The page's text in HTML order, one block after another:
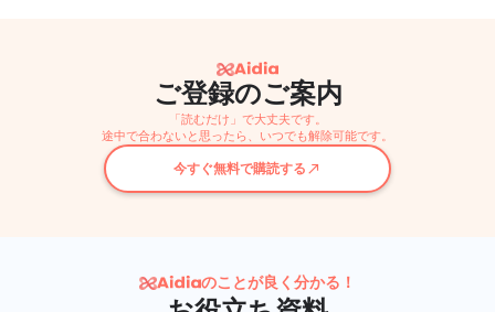
ご登録のご案内
「読むだけ」で大丈夫です。
途中で合わないと思ったら、いつでも解除可能です。
今すぐ無料で購読する call_made
のことが良く分かる！